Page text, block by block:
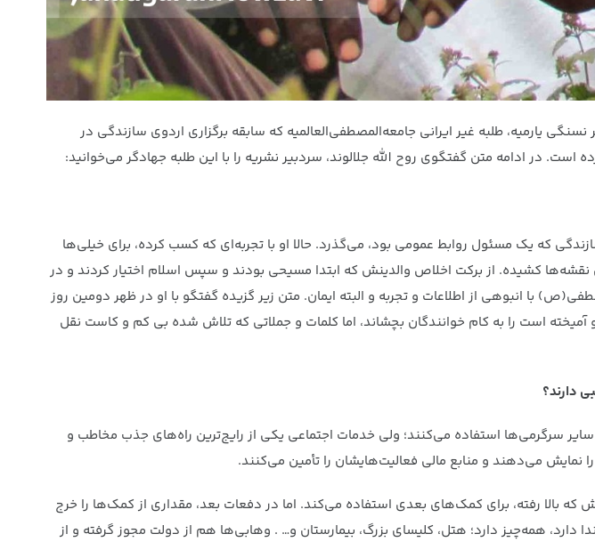
یارمیه، طلبه غیر ایرانی جامعه‌المصطفی‌العالمیه که سابقه برگزاری اردوی سازندگی در
در ادامه متن گفتگوی روح الله جلالوند، سردبیر نشریه را با این طلبه جهادگر می‌خوانید:
که یک مسئول روابط عمومی بود، می‌گذرد. حالا او با تجربه‌ای که کسب کرده، برای خیلی‌ها
که برایش نقشه‌ها کشیده. از برکت اخلاص والدینش که ابتدا مسیحی بودند و سپس اسلام اختیار کردند و در
با انبوهی از اطلاعات و تجربه و البته ایمان. متن زیر گزیده گفتگو با او در ظهر دومین روز
است را به کام خوانندگان بچشاند، اما کلمات و جملاتی که تلاش شده بی کم و کاست نقل
دارند؟
سرگرمی‌ها استفاده می‌کنند؛ ولی خدمات اجتماعی یکی از رایج‌ترین راه‌های جذب مخاطب و
نمایش می‌دهند و منابع مالی فعالیت‌هایشان را تأمین می‌کنند.
بالا رفته، برای کمک‌های بعدی استفاده می‌کند. اما در دفعات بعد، مقداری از کمک‌ها را خرج
همه‌چیز دارد؛ هتل، کلیسای بزرگ، بیمارستان و… . وهابی‌ها هم از دولت مجوز گرفته و از